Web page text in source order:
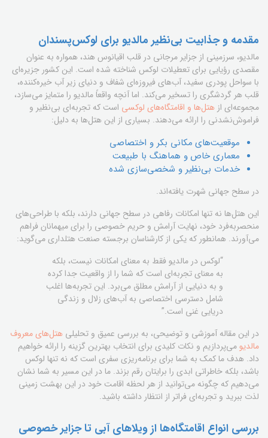
مقدمه و جذابیت بی‌نظیر مالدیو برای لوکس‌پسندان
مالدیو، سرزمینی از جزایر مرجانی در قلب اقیانوس هند، همواره به عنوان
مقصدی رؤیایی برای تعطیلات لوکس شناخته شده است. این کشور جزیره‌ای
با سواحل پودری سفید، آب‌های فیروزه‌ای شفاف و دنیای زیر آب خیره‌کننده،
قلب هر گردشگری را تسخیر می‌کند. اما آنچه واقعاً مالدیو را متمایز می‌سازد،
مجموعه‌ای از هتل‌ها و اقامتگاه‌های لوکسی است که تجربه‌ای بی‌نظیر و
فراموش‌نشدنی را ارائه می‌دهند. بسیاری از این هتل‌ها به دلیل:
موقعیت‌های مکانی بکر و اختصاصی
معماری خاص و هماهنگ با طبیعت
خدمات بی‌نظیر و شخصی‌سازی شده
در سطح جهانی شهرت یافته‌اند.
این هتل‌ها نه تنها امکانات رفاهی در سطح جهانی دارند، بلکه با طراحی‌های
منحصربه‌فرد خود، نهایت آرامش و حریم خصوصی را برای میهمانان فراهم
می‌آورند. همانطور که یکی از کارشناسان برجسته صنعت هتلداری می‌گوید:
“لوکس در مالدیو فقط به معنای امکانات نیست، بلکه
به معنای تجربه‌ای است که شما را از واقعیت جدا کرده
و به دنیایی از آرامش مطلق می‌برد. این تجربه‌ها اغلب
شامل دسترسی اختصاصی به آب‌های زلال و زندگی
دریایی غنی است.”
در این مقاله آموزشی و توضیحی، به بررسی عمیق و تحلیلی هتل‌های معروف
مالدیومی‌پردازیم و نکات کلیدی برای انتخاب بهترین گزینه را ارائه خواهیم
داد. هدف ما کمک به شما برای برنامه‌ریزی سفری است که نه تنها لوکس
باشد، بلکه خاطراتی ابدی را برایتان رقم بزند. ما در این مسیر به شما نشان
می‌دهیم که چگونه می‌توانید از هر لحظه اقامت خود در این بهشت زمینی
لذت ببرید و تجربه‌ای فراتر از انتظار داشته باشید.
بررسی انواع اقامتگاه‌ها از ویلاهای آبی تا جزایر خصوصی